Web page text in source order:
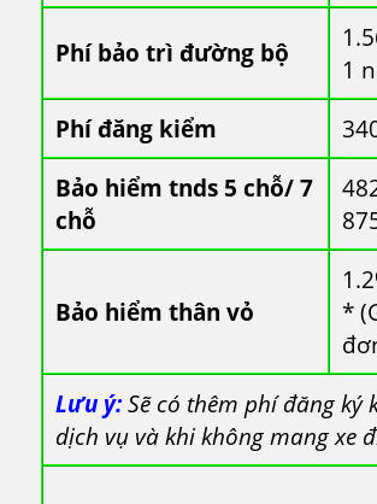
Phí bảo trì đường bộ
1
Phí đăng kiểm
Bảo hiểm tnds 5 chỗ/ 7
chỗ
Bảo hiểm thân vỏ
*
Lưu ý:Sẽ có thêm phí đăng ký
dịch vụ và khi không mang xe